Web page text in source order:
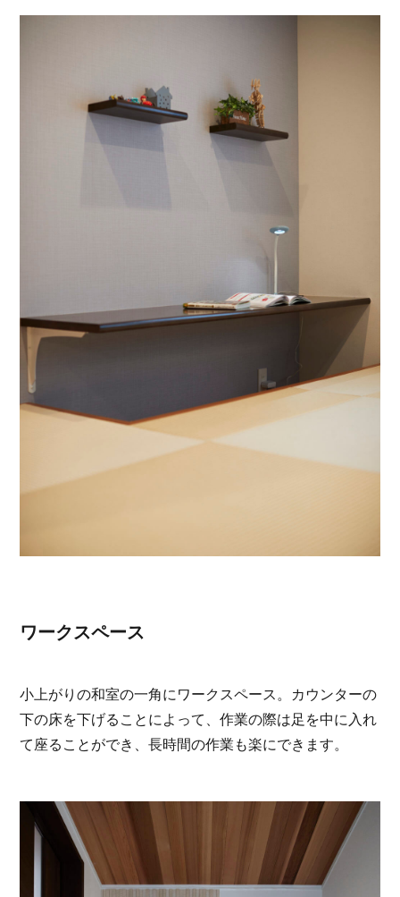
ワークスペース
小上がりの和室の一角にワークスペース。カウンターの
下の床を下げることによって、作業の際は足を中に入れ
て座ることができ、長時間の作業も楽にできます。